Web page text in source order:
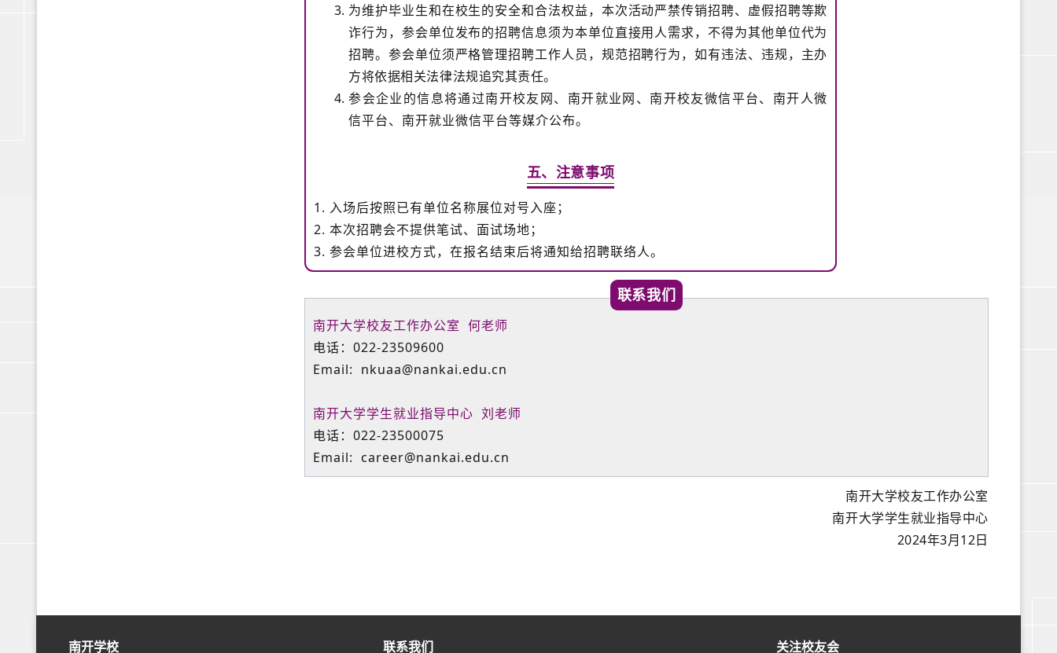
为维护毕业生和在校生的安全和合法权益，本次活动严禁传销招聘、虚假招聘等欺
诈行为，参会单位发布的招聘信息须为本单位直接用人需求，不得为其他单位代为
招聘。参会单位须严格管理招聘工作人员，规范招聘行为，如有违法、违规，主办
方将依据相关法律法规追究其责任。
参会企业的信息将通过南开校友网、南开就业网、南开校友微信平台、南开人微
信平台、南开就业微信平台等媒介公布。
五、注意事项
1. 入场后按照已有单位名称展位对号入座；
2. 本次招聘会不提供笔试、面试场地；
3. 参会单位进校方式，在报名结束后将通知给招聘联络人。
联系我们
南开大学校友工作办公室 何老师
电话：022-23509600
Email: nkuaa@nankai.edu.cn
南开大学学生就业指导中心 刘老师
电话：022-23500075
Email: career@nankai.edu.cn
南开大学校友工作办公室
南开大学学生就业指导中心
2024年3月12日
南开学校 联系我们 关注校友会